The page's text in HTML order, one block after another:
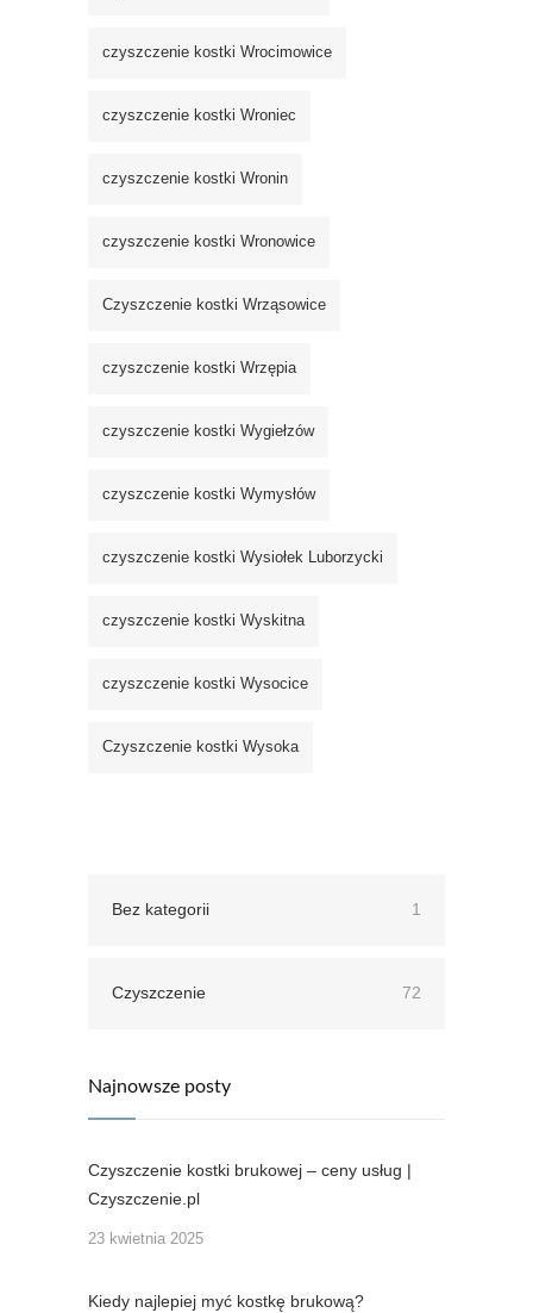
czyszczenie kostki Wrocimowice
czyszczenie kostki Wroniec
czyszczenie kostki Wronin
czyszczenie kostki Wronowice
Czyszczenie kostki Wrząsowice
czyszczenie kostki Wrzępia
czyszczenie kostki Wygiełzów
czyszczenie kostki Wymysłów
czyszczenie kostki Wysiołek Luborzycki
czyszczenie kostki Wyskitna
czyszczenie kostki Wysocice
Czyszczenie kostki Wysoka
Bez kategorii 1
Czyszczenie 72
Najnowsze posty
Czyszczenie kostki brukowej – ceny usług |
Czyszczenie.pl
23 kwietnia 2025
Kiedy najlepiej myć kostkę brukową?